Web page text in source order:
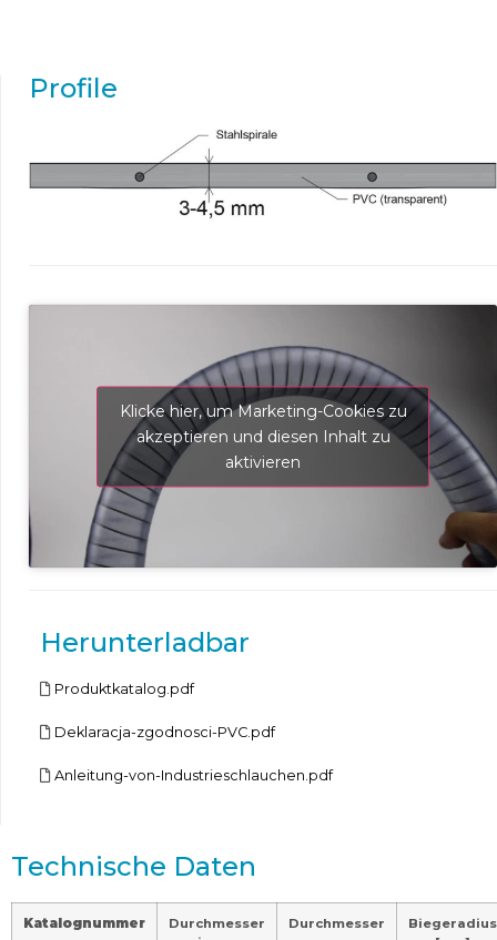
Profile
Klicke hier, um Marketing-Cookies zu
akzeptieren und diesen Inhalt zu
aktivieren
Herunterladbar
Produktkatalog.pdf
Deklaracja-zgodnosci-PVC.pdf
Anleitung-von-Industrieschlauchen.pdf
Technische Daten
Katalognummer
Durchmesser
Durchmesser
Biegeradius